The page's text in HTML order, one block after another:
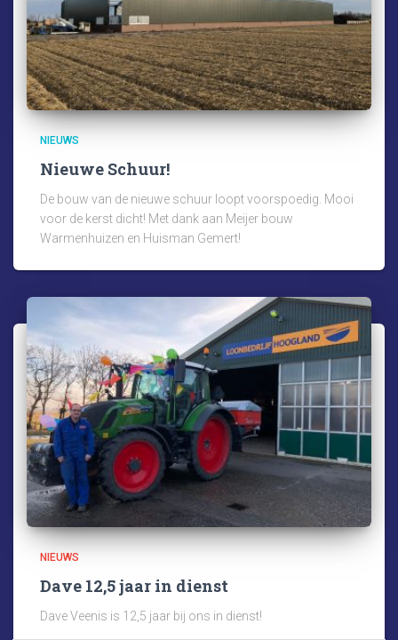
NIEUWS
Nieuwe Schuur!
De bouw van de nieuwe schuur loopt voorspoedig. Mooi
voor de kerst dicht! Met dank aan Meijer bouw
Warmenhuizen en Huisman Gemert!
NIEUWS
Dave 12,5 jaar in dienst
Dave Veenis is 12,5 jaar bij ons in dienst!